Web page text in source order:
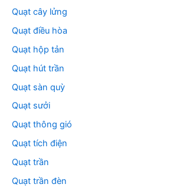
Quạt cây lửng
Quạt điều hòa
Quạt hộp tản
Quạt hút trần
Quạt sàn quỳ
Quạt sưởi
Quạt thông gió
Quạt tích điện
Quạt trần
Quạt trần đèn